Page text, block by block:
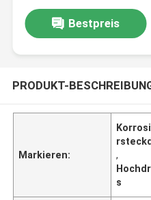
Bestpreis
PRODUKT-
Markieren:
,
s